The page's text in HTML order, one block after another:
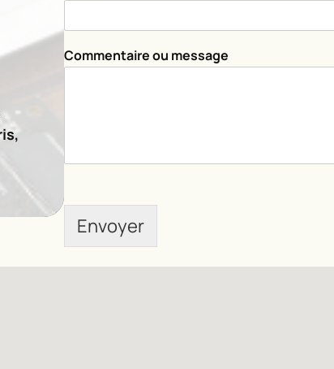
N
o
a
C
m
Commentaire ou message
Envoyer